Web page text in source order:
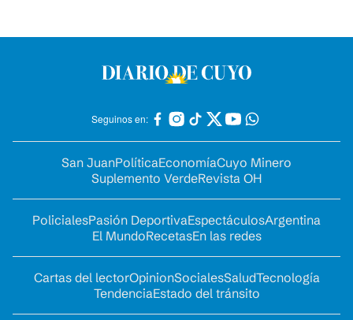
Seguinos en:
San JuanPolíticaEconomíaCuyo Minero
Suplemento VerdeRevista OH
PolicialesPasión DeportivaEspectáculosArgentina
El MundoRecetasEn las redes
Cartas del lectorOpinionSocialesSaludTecnología
TendenciaEstado del tránsito